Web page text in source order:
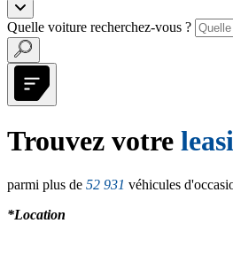
Quelle voiture recherchez-vous ?
Trouvez votre
parmi plus de 52 931 véhicules
*Location